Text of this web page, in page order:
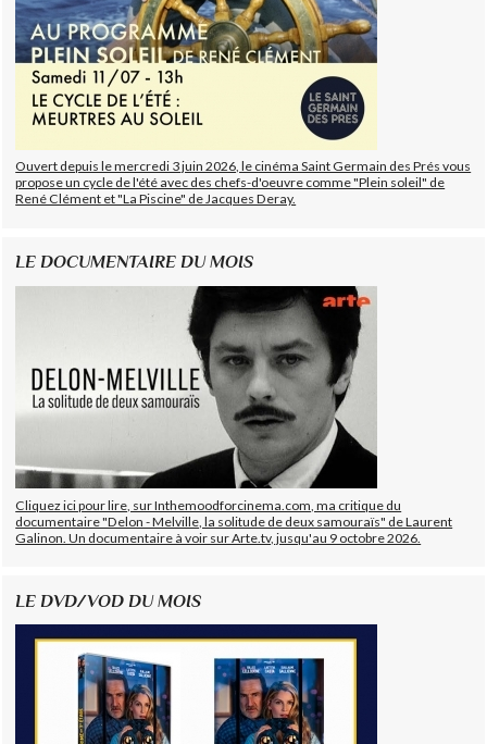
Ouvert depuis le mercredi 3 juin 2026, le cinéma Saint Germain des Prés vous
propose un cycle de l'été avec des chefs-d'oeuvre comme "Plein soleil" de
René Clément et "La Piscine" de Jacques Deray.
LE DOCUMENTAIRE DU MOIS
Cliquez ici pour lire, sur Inthemoodforcinema.com, ma critique du
documentaire "Delon - Melville, la solitude de deux samouraïs" de Laurent
Galinon. Un documentaire à voir sur Arte.tv, jusqu'au 9 octobre 2026.
LE DVD/VOD DU MOIS